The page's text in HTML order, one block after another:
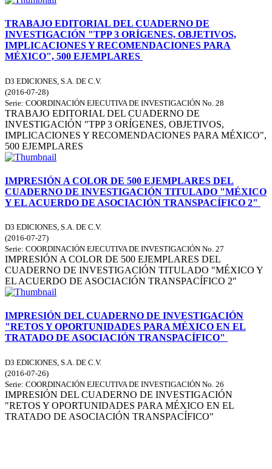
TRABAJO EDITORIAL DEL CUADERNO DE
INVESTIGACIÓN "TPP 3 ORÍGENES, OBJETIVOS,
IMPLICACIONES Y RECOMENDACIONES PARA
MÉXICO", 500 EJEMPLARES
D3 EDICIONES, S.A. DE C.V.
(2016-07-28)
Serie: COORDINACIÓN EJECUTIVA DE INVESTIGACIÓN No. 28
TRABAJO EDITORIAL DEL CUADERNO DE
INVESTIGACIÓN "TPP 3 ORÍGENES, OBJETIVOS,
IMPLICACIONES Y RECOMENDACIONES PARA MÉXICO",
500 EJEMPLARES
IMPRESIÓN A COLOR DE 500 EJEMPLARES DEL
CUADERNO DE INVESTIGACIÓN TITULADO "MÉXICO
Y EL ACUERDO DE ASOCIACIÓN TRANSPACÍFICO 2"
D3 EDICIONES, S.A. DE C.V.
(2016-07-27)
Serie: COORDINACIÓN EJECUTIVA DE INVESTIGACIÓN No. 27
IMPRESIÓN A COLOR DE 500 EJEMPLARES DEL
CUADERNO DE INVESTIGACIÓN TITULADO "MÉXICO Y
EL ACUERDO DE ASOCIACIÓN TRANSPACÍFICO 2"
IMPRESIÓN DEL CUADERNO DE INVESTIGACIÓN
"RETOS Y OPORTUNIDADES PARA MÉXICO EN EL
TRATADO DE ASOCIACIÓN TRANSPACÍFICO"
D3 EDICIONES, S.A. DE C.V.
(2016-07-26)
Serie: COORDINACIÓN EJECUTIVA DE INVESTIGACIÓN No. 26
IMPRESIÓN DEL CUADERNO DE INVESTIGACIÓN
"RETOS Y OPORTUNIDADES PARA MÉXICO EN EL
TRATADO DE ASOCIACIÓN TRANSPACÍFICO"